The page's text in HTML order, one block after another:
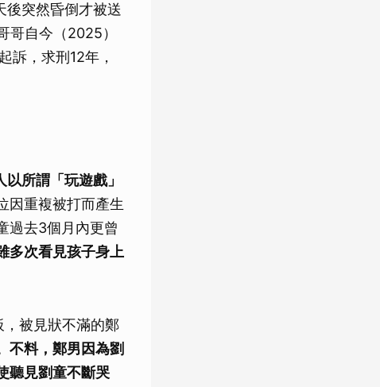
突然昏倒才被送
哥自今（2025）
訴，求刑12年，
所謂「玩遊戲」
因重複被打而產生
過去3個月內更曾
多次看見孩子身上
被見狀不滿的鄭
不料，鄭男因為劉
聽見劉童不斷哭